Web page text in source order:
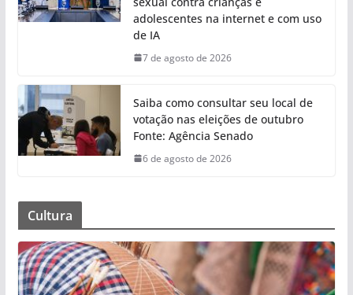
adolescentes na internet e com uso
de IA
7 de agosto de 2026
Saiba como consultar seu local de
votação nas eleições de outubro
Fonte: Agência Senado
6 de agosto de 2026
Cultura